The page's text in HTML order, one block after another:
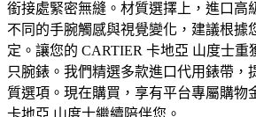
銜接處緊密無縫。材質選擇上，進口高
不同的手腕觸感與視覺變化，建議根據
定。讓您的 CARTIER 卡地亞 山度士重
只腕錶。我們精選多款進口代用錶帶，
質選項。現在購買，享有平台專屬購物